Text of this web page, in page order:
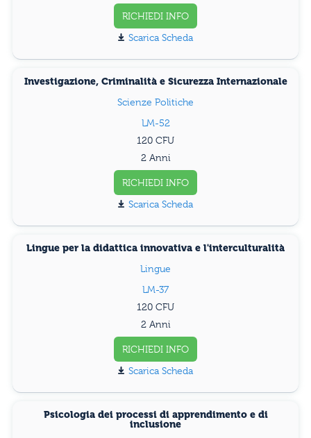
RICHIEDI INFO
Scarica Scheda
Investigazione, Criminalità e Sicurezza Internazionale
Scienze Politiche
LM-52
120
2 Anni
RICHIEDI INFO
Scarica Scheda
Lingue per la didattica innovativa e l'interculturalità
Lingue
LM-37
120
2 Anni
RICHIEDI INFO
Scarica Scheda
Psicologia dei processi di apprendimento e di
inclusione